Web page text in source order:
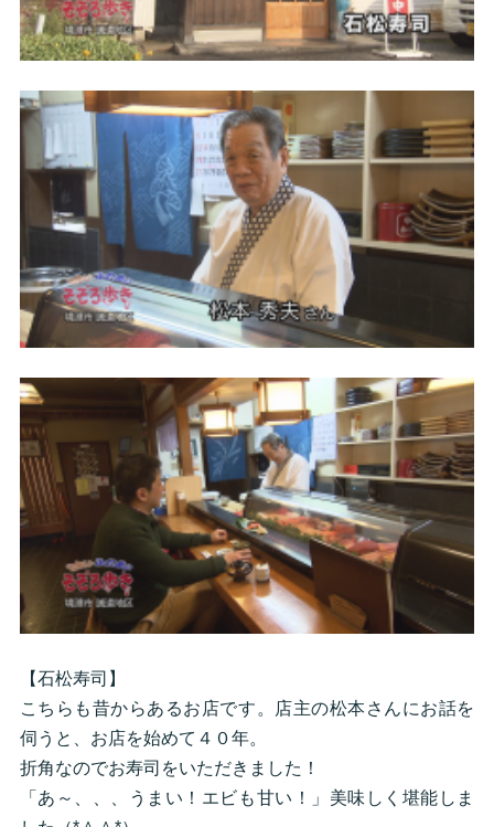
【石松寿司】
こちらも昔からあるお店です。店主の松本さんにお話を
伺うと、お店を始めて４０年。
折角なのでお寿司をいただきました！
「あ～、、、うまい！エビも甘い！」美味しく堪能しま